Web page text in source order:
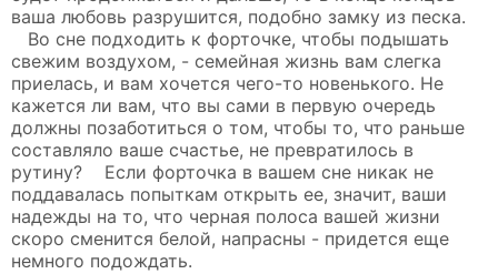
ваша любовь разрушится, подобно замку из песка.
Во сне подходить к форточке, чтобы подышать
свежим воздухом, - семейная жизнь вам слегка
приелась, и вам хочется чего-то новенького. Не
кажется ли вам, что вы сами в первую очередь
должны позаботиться о том, чтобы то, что раньше
составляло ваше счастье, не превратилось в
рутину? Если форточка в вашем сне никак не
поддавалась попыткам открыть ее, значит, ваши
надежды на то, что черная полоса вашей жизни
скоро сменится белой, напрасны - придется еще
немного подождать.